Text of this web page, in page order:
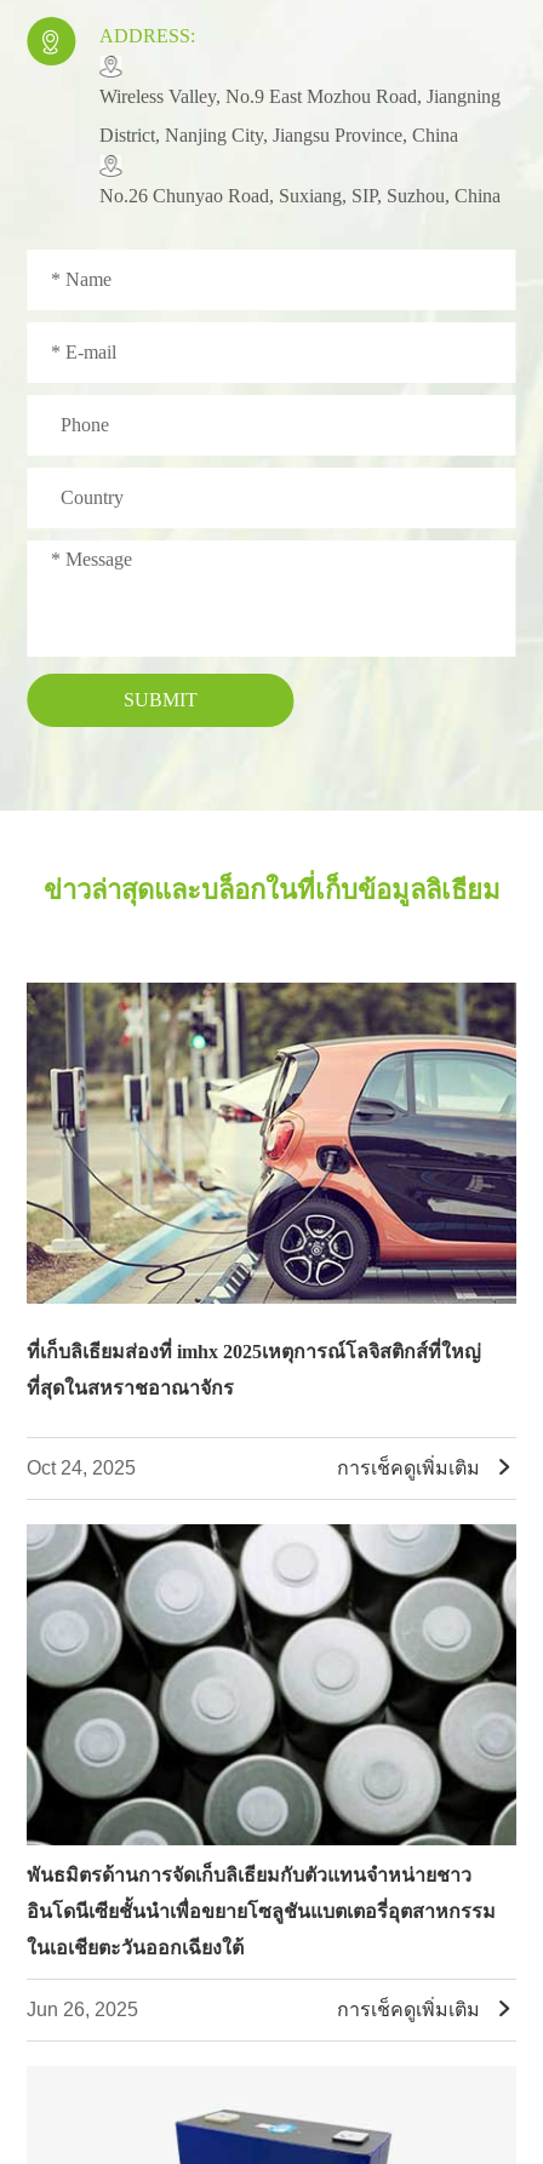
 ADDRESS:
​Wireless Valley, No.9 East Mozhou Road, Jiangning
District, Nanjing City, Jiangsu Province, China
No.26 Chunyao Road, Suxiang, SIP, Suzhou, China
SUBMIT
ข่าวล่าสุดและบล็อกในที่เก็บข้อมูลลิเธียม
ที่เก็บลิเธียมส่องที่ imhx 2025เหตุการณ์โลจิสติกส์ที่ใหญ่
ที่สุดในสหราชอาณาจักร
Oct 24, 2025 การเช็คดูเพิ่มเติม 
พันธมิตรด้านการจัดเก็บลิเธียมกับตัวแทนจำหน่ายชาว
อินโดนีเซียชั้นนำเพื่อขยายโซลูชันแบตเตอรี่อุตสาหกรรม
ในเอเชียตะวันออกเฉียงใต้
Jun 26, 2025 การเช็คดูเพิ่มเติม 